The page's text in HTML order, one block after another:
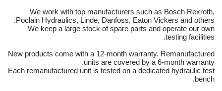
We work with top manufacturers such as Bosch Rexroth,
Poclain Hydraulics, Linde, Danfoss, Eaton Vickers and others.
We keep a large stock of spare parts and operate our own
testing facilities.
New products come with a 12-month warranty. Remanufactured
units are covered by a 6-month warranty.
Each remanufactured unit is tested on a dedicated hydraulic test
bench.